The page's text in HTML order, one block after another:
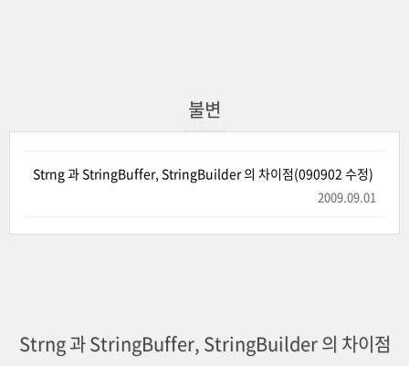
불변
Strng 과 StringBuffer, StringBuilder 의 차이점(090902 수정)
2009.09.01
Strng 과 StringBuffer, StringBuilder 의 차이점